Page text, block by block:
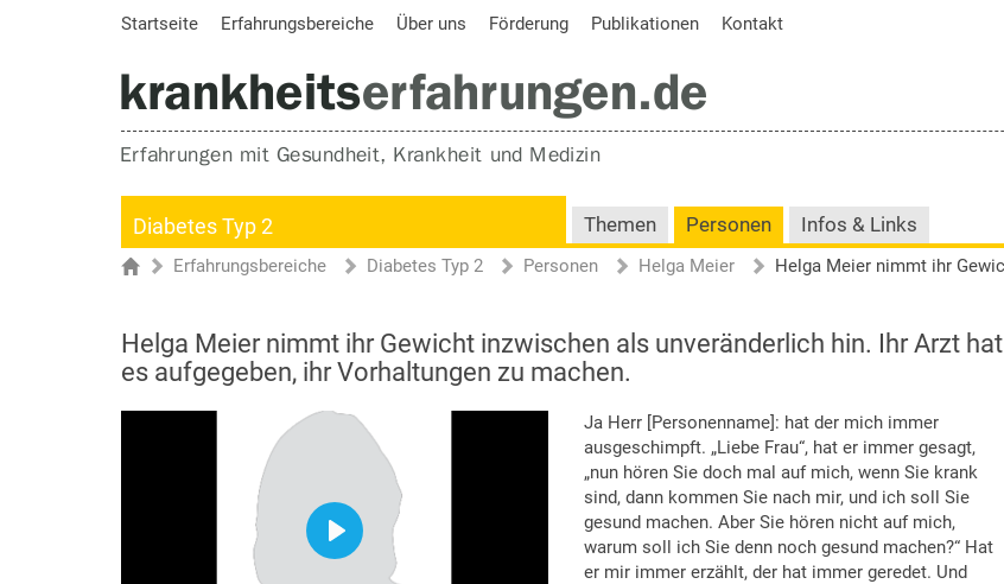
Startseite Erfahrungsbereiche Über uns Förderung Publikationen Kontakt
Diabetes Typ 2 Themen Personen Infos & Links
Sie sind hier
StartseiteErfahrungsbereiche Diabetes Typ 2 Personen Helga Meier
Helga Meier nimmt ihr Gewicht inzwischen als unveränderlich hin. Ihr Arzt hat
es aufgegeben, ihr Vorhaltungen zu machen.
Ja Herr [Personenname]: hat der mich immer
ausgeschimpft. „Liebe Frau“, hat er immer gesagt,
„nun hören Sie doch mal auf mich, wenn Sie krank
sind, dann kommen Sie nach mir, und ich soll Sie
gesund machen. Aber Sie hören nicht auf mich,
warum soll ich Sie denn noch gesund machen?“ Hat
er mir immer erzählt, der hat immer geredet. Und